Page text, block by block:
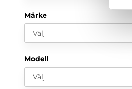
Märke
Välj
Modell
Välj